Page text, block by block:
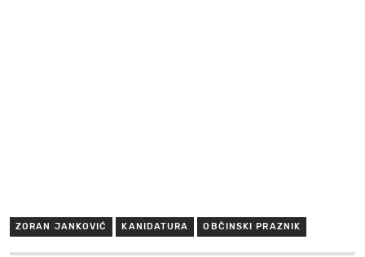
ZORAN JANKOVIĆ KANIDATURA OBČINSKI PRAZNIK